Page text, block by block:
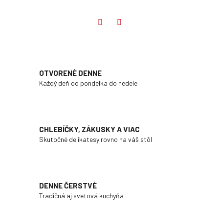
OTVORENÉ DENNE
Každý deň od pondelka do nedele
CHLEBÍČKY, ZÁKUSKY A VIAC
Skutočné delikatesy rovno na váš stôl
DENNE ČERSTVÉ
Tradičná aj svetová kuchyňa